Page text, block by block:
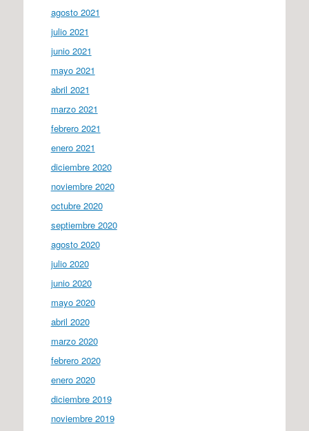
agosto 2021
julio 2021
junio 2021
mayo 2021
abril 2021
marzo 2021
febrero 2021
enero 2021
diciembre 2020
noviembre 2020
octubre 2020
septiembre 2020
agosto 2020
julio 2020
junio 2020
mayo 2020
abril 2020
marzo 2020
febrero 2020
enero 2020
diciembre 2019
noviembre 2019